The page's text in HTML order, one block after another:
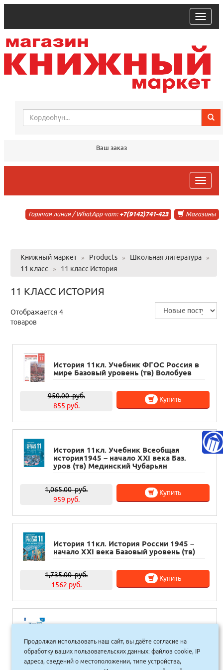
trk
Ваш заказ
trk
Магазины
Горячая линия / WhatApp чат: +7(9142)741-423
Книжный маркет » Products » Школьная литература
»
11 класс
» 11 класс История
11 КЛАСС ИСТОРИЯ
Отображается 4
товаров
История 11кл. Учебник ФГОС Россия в
мире Базовый уровень (тв) Волобуев
950.00руб.
855 руб.
Купить
История 11кл. Учебник Всеобщая
история1945 – начало ХХI века Баз.
уров (тв) Мединский Чубарьян
1,065.00руб.
959 руб.
Купить
История 11кл. История России 1945 –
начало ХХI века Базовый уровень (тв)
1,735.00руб.
1562 руб.
Купить
России 1946г.- началоXXIв. Базовый
уровень 2 части (обл.А4)
Продолжая использовать наш сайт, вы даёте согласие на
обработку ваших пользовательских данных: файлов cookie, IP
адреса, сведений о местоположении, типе устройства,